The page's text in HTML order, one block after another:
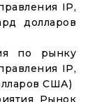
IP,
долларов
по рынку
IP,
США)
Рынок